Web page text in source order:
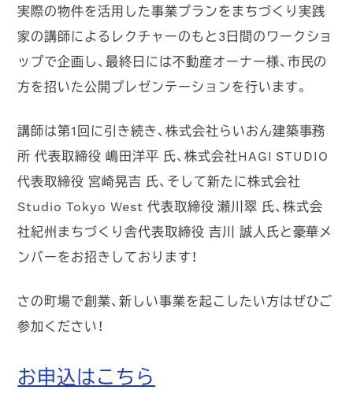
実際の物件を活用した事業プランをまちづくり実践
家の講師によるレクチャーのもと3日間のワークショ
ップで企画し、最終日には不動産オーナー様、市民の
方を招いた公開プレゼンテーションを行います。
講師は第1回に引き続き、株式会社らいおん建築事務
所 代表取締役 嶋田洋平 氏、株式会社HAGI STUDIO
代表取締役 宮崎晃吉 氏、そして新たに株式会社
Studio Tokyo West 代表取締役 瀬川翠 氏、株式会
社紀州まちづくり舎代表取締役 吉川 誠人氏と豪華メ
ンバーをお招きしております！
さの町場で創業、新しい事業を起こしたい方はぜひご
参加ください！
お申込はこちら